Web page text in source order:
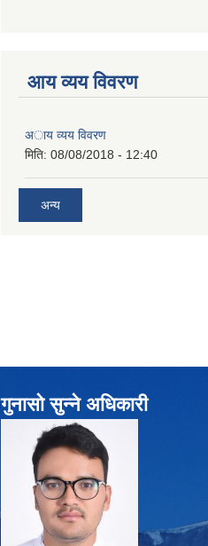
आय व्यय विवरण
अाय व्यय विवरण
मिति: 08/08/2018 - 12:40
अन्य
गुनासो सुन्ने अधिकारी